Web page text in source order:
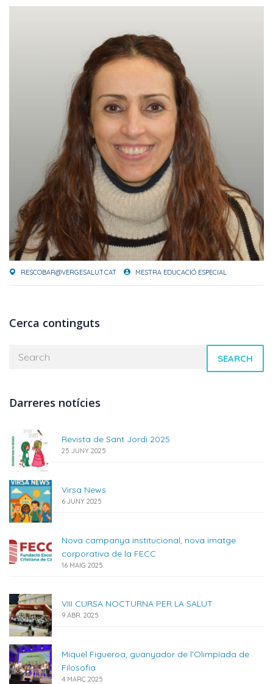
RESCOBAR@VERGESALUT.CAT MESTRA EDUCACIÓ ESPECIAL
Cerca continguts
SEARCH
Darreres notícies
Revista de Sant Jordi 2025
25 JUNY 2025
Virsa News
6 JUNY 2025
Nova campanya institucional, nova imatge
corporativa de la FECC
16 MAIG 2025
VIII CURSA NOCTURNA PER LA SALUT
9 ABR. 2025
Miquel Figueroa, guanyador de l'Olimpíada de
Filosofia
4 MARÇ 2025